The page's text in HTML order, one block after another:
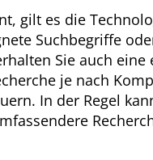
gilt es die
Suchbegriffe
Sie auch
je nach
In der Regel